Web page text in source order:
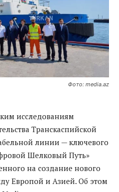
Фото: media.az
исследованиям
Транскаспийской
линии — ключевого
Шелковый Путь»
на создание нового
Европой и Азией. Об этом